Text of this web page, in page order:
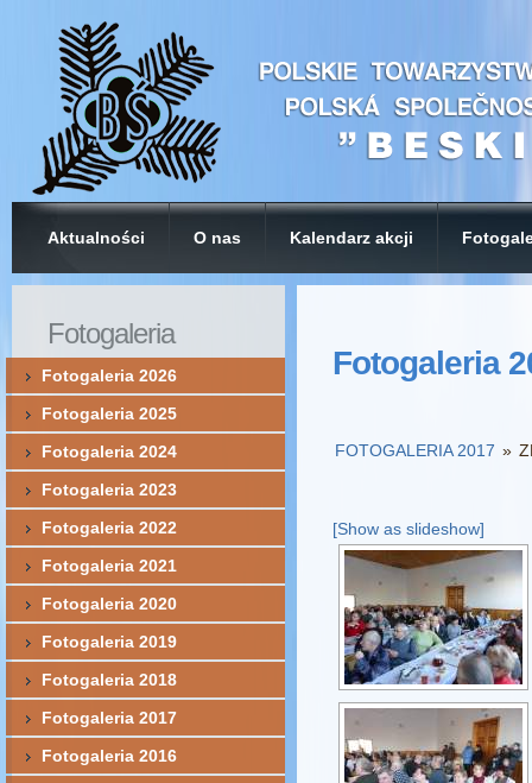
Aktualności O nas Kalendarz akcji
Fotogaleria
FOTOGALERIA 2017 »
[Show as slideshow]
Fotogaleria
Fotogaleria 2026
Fotogaleria 2025
Fotogaleria 2024
Fotogaleria 2023
Fotogaleria 2022
Fotogaleria 2021
Fotogaleria 2020
Fotogaleria 2019
Fotogaleria 2018
Fotogaleria 2017
Fotogaleria 2016